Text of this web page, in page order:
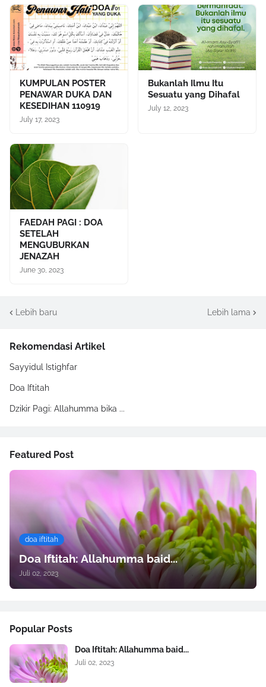
KUMPULAN POSTER
PENAWAR DUKA DAN
KESEDIHAN 110919
July 17, 2023
Bukanlah Ilmu Itu
Sesuatu yang Dihafal
July 12, 2023
FAEDAH PAGI : DOA
SETELAH
MENGUBURKAN
JENAZAH
June 30, 2023
Lebih baru Lebih lama
Rekomendasi Artikel
Sayyidul Istighfar
Doa Iftitah
Dzikir Pagi: Allahumma bika ...
Featured Post
doa iftitah
Doa Iftitah: Allahumma baid...
Juli 02, 2023
Popular Posts
Doa Iftitah: Allahumma baid...
Juli 02, 2023